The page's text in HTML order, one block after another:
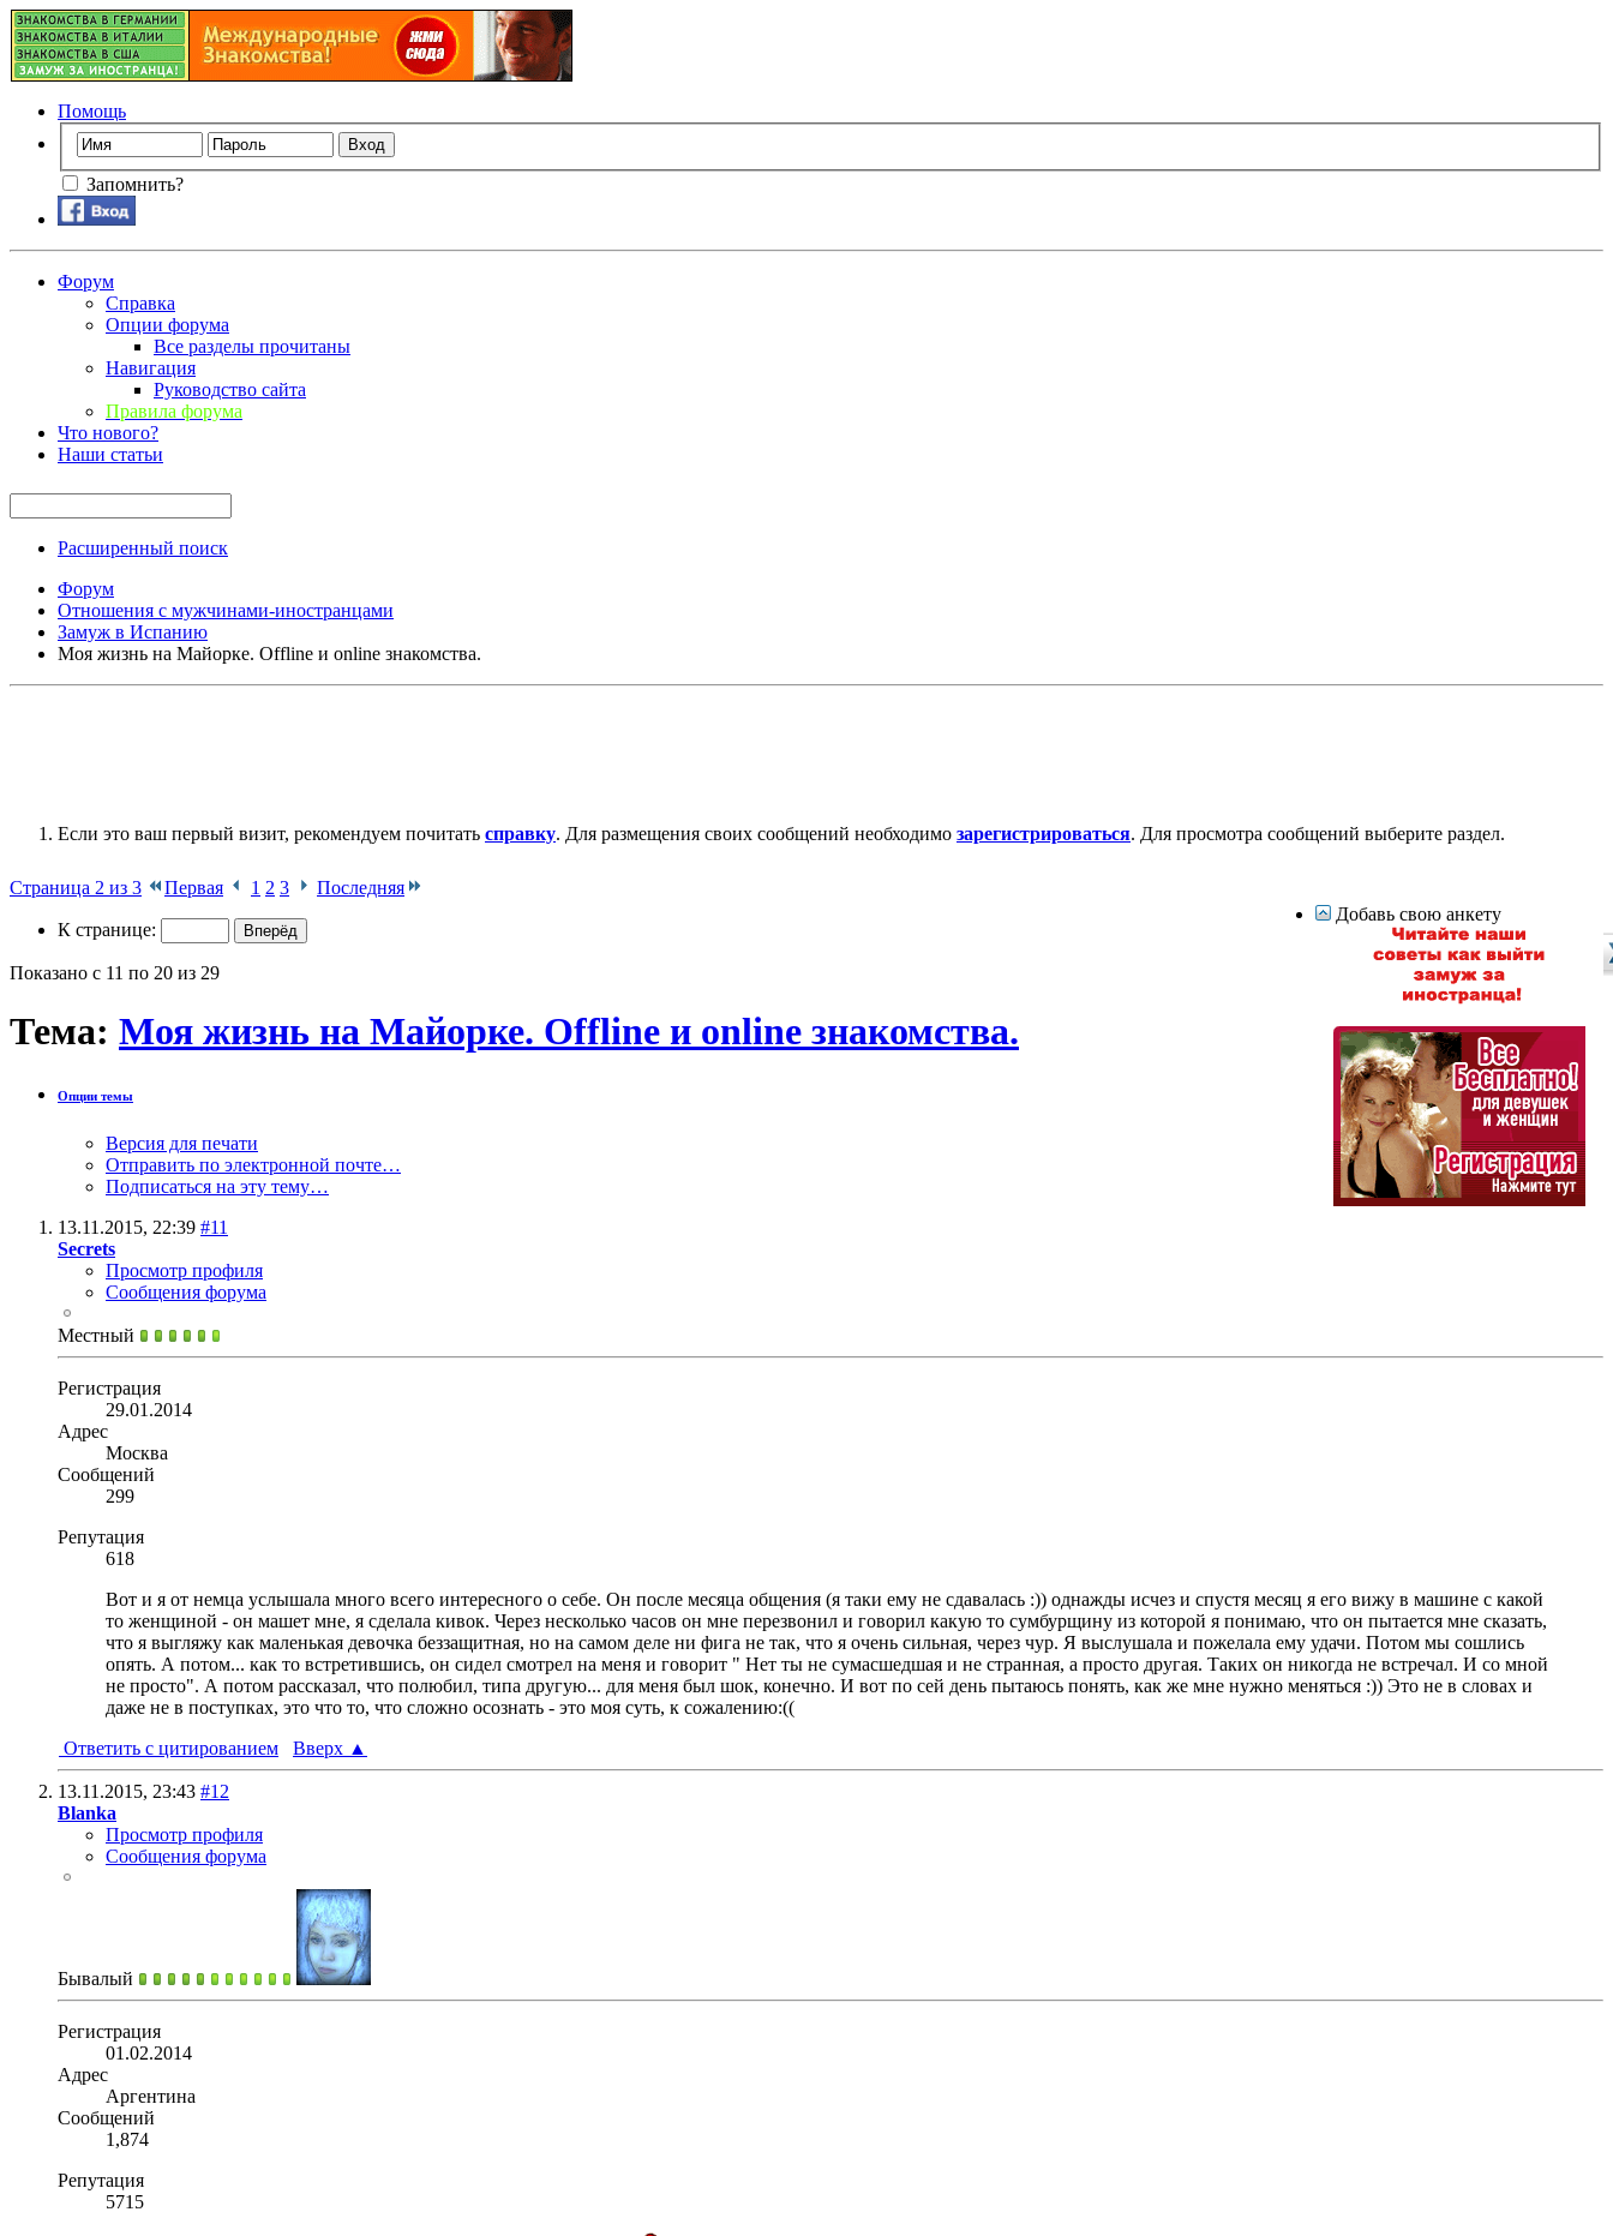
Помощь
Запомнить?
Форум
Справка
Опции форума
Все разделы прочитаны
Навигация
Руководство сайта
Правила форума
Что нового?
Наши статьи
Расширенный поиск
Форум
Отношения с мужчинами-иностранцами
Замуж в Испанию
Моя жизнь на Майорке. Offline и online знакомства.
Если это ваш первый визит, рекомендуем почитать справку. Для размещения своих сообщений необходимо зарегистрироваться. Для просмотра сообщений выберите раздел.
Страница 2 из 3 Первая 1 2 3 Последняя
К странице:
Показано с 11 по 20 из 29
Тема: Моя жизнь на Майорке. Offline и online знакомства.
Опции темы
Версия для печати
Отправить по электронной почте…
Подписаться на эту тему…
13.11.2015, 22:39 #11
Secrets
Просмотр профиля
Сообщения форума
Местный
Регистрация
29.01.2014
Адрес
Москва
Сообщений
299
Репутация
618
Вот и я от немца услышала много всего интересного о себе. Он после месяца общения (я таки ему не сдавалась :)) однажды исчез и спустя месяц я его вижу в машине с какой
то женщиной - он машет мне, я сделала кивок. Через несколько часов он мне перезвонил и говорил какую то сумбурщину из которой я понимаю, что он пытается мне сказать,
что я выгляжу как маленькая девочка беззащитная, но на самом деле ни фига не так, что я очень сильная, через чур. Я выслушала и пожелала ему удачи. Потом мы сошлись
опять. А потом... как то встретившись, он сидел смотрел на меня и говорит " Нет ты не сумасшедшая и не странная, а просто другая. Таких он никогда не встречал. И со мной
не просто". А потом рассказал, что полюбил, типа другую... для меня был шок, конечно. И вот по сей день пытаюсь понять, как же мне нужно меняться :)) Это не в словах и
даже не в поступках, это что то, что сложно осознать - это моя суть, к сожалению:((
Ответить с цитированием
Вверх ▲
13.11.2015, 23:43 #12
Blanka
Просмотр профиля
Сообщения форума
Бывалый
Регистрация
01.02.2014
Адрес
Аргентина
Сообщений
1,874
Репутация
5715
Добавь свою анкету